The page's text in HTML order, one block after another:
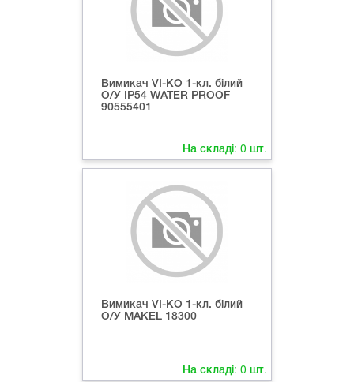
Вимикач VI-KO 1-кл. білий
О/У IP54 WATER PROOF
90555401
На складі: 0 шт.
Вимикач VI-KO 1-кл. білий
О/У MAKEL 18300
На складі: 0 шт.